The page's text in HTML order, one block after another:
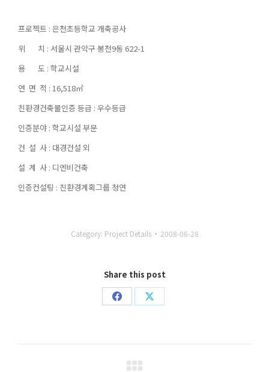
프로젝트 : 은천초등학교 개축공사
위 치 : 서울시 관악구 봉천9동 622-1
용 도 : 학교시설
연 면 적 : 16,518㎡
친환경건축물인증 등급 : 우수등급
인증분야 : 학교시설 부문
건 설 사 : 대경건설 외
설 계 사 : 디엔비건축
인증컨설팅 : 친환경계획그룹 청연
Category: Project Details 2008-06-28
Share this post
Share
Facebook
Share
X